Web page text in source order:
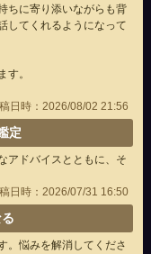
ちに寄り添いながらも背
してくれるようになって
す。
日時：2026/08/02 21:56
定
アドバイスとともに、そ
日時：2026/07/31 16:50
。悩みを解消してくださ